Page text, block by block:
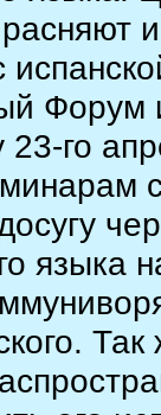
Форум
23-го